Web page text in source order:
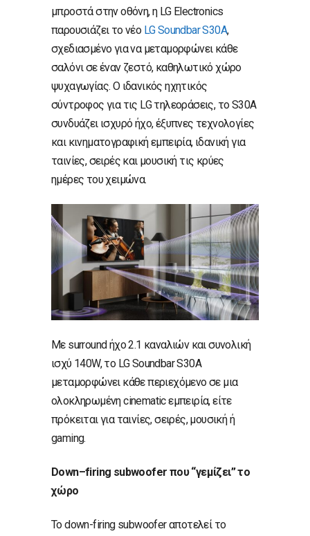
μπροστά στην οθόνη, η LG Electronics
παρουσιάζει το νέο LG Soundbar S30A,
σχεδιασμένο για να μεταμορφώνει κάθε
σαλόνι σε έναν ζεστό, καθηλωτικό χώρο
ψυχαγωγίας. Ο ιδανικός ηχητικός
σύντροφος για τις LG τηλεοράσεις, το S30A
συνδυάζει ισχυρό ήχο, έξυπνες τεχνολογίες
και κινηματογραφική εμπειρία, ιδανική για
ταινίες, σειρές και μουσική τις κρύες
ημέρες του χειμώνα.
Με surround ήχο 2.1 καναλιών και συνολική
ισχύ 140W, το LG Soundbar S30A
μεταμορφώνει κάθε περιεχόμενο σε μια
ολοκληρωμένη cinematic εμπειρία, είτε
πρόκειται για ταινίες, σειρές, μουσική ή
gaming.
Down–firing subwoofer που “γεμίζει” το
χώρο
Το down-firing subwoofer αποτελεί το